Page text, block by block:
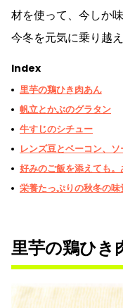
材を使って、今しか
今冬を元気に乗り越
Index
里芋の鶏ひき肉あん
帆立とかぶのグラタン
牛すじのシチュー
レンズ豆とベーコン、
好みのご飯を添えても
栄養たっぷりの秋冬の味
里芋の鶏ひき